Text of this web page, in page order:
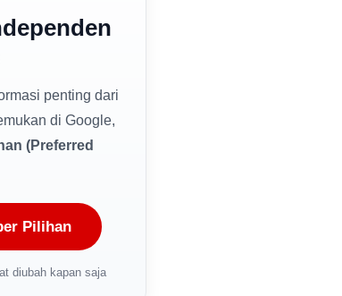
penting dari
di Google,
(Preferred
Pilihan
diubah kapan saja